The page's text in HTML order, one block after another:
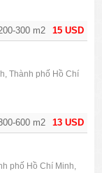
15 USD
300 m2
13 USD
600 m2
Thành phố Hồ Chí
phố Hồ Chí Minh,